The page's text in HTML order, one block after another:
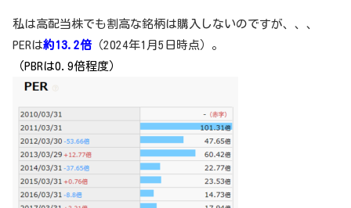
私は高配当株でも割高な銘柄は購入しないのですが、、、
PERは約13.2倍 （2024年1月5日時点）。
（PBRは0.9倍程度）